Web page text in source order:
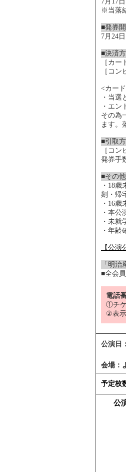
※当落
■発券
7月24
■決済
［カー
［コ
<カー
・当選
・エン
その為
ます。
■引取
［コ
発券手
■その
・18
刻・帰
・16
・本
・未就
・年齢
【公演
「明
■全会
電話
①チケ
②表示
公演日：
会場：
予定枚
公